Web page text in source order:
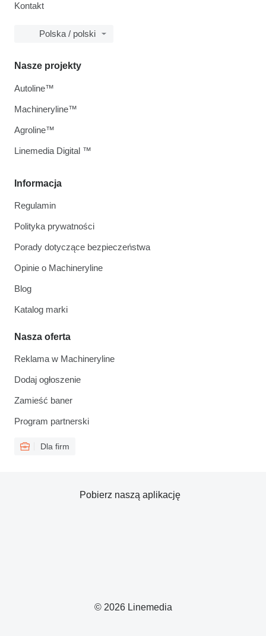
Kontakt
Polska / polski
Informacja
Regulamin
Polityka prywatności
Porady dotyczące bezpieczeństwa
Opinie o Machineryline
Blog
Katalog marki
Nasza oferta
Reklama w Machineryline
Dodaj ogłoszenie
Zamieść baner
Program partnerski
Dla firm
Nasze projekty
Autoline™
Machineryline™
Agroline™
Linemedia Digital ™
© 2026 Linemedia
Pobierz naszą aplikację